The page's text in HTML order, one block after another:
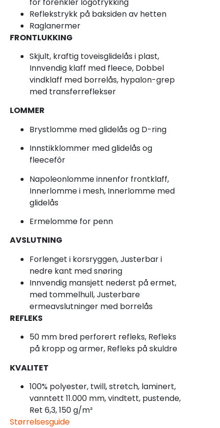
Reflekstrykk på baksiden av hetten
Raglanermer
FRONTLUKKING
Skjult, kraftig toveisglidelås i plast,
Innvendig klaff med fleece, Dobbel
vindklaff med borrelås, hypalon-grep
med transferreflekser
LOMMER
Brystlomme med glidelås og D-ring
Innstikklommer med glidelås og
fleecefôr
Napoleonlomme innenfor frontklaff,
Innerlomme i mesh, Innerlomme med
glidelås
Ermelomme for penn
AVSLUTNING
Forlenget i korsryggen, Justerbar i
nedre kant med snøring
Innvendig mansjett nederst på ermet,
med tommelhull, Justerbare
ermeavslutninger med borrelås
REFLEKS
50 mm bred perforert refleks, Refleks
på kropp og armer, Refleks på skuldre
KVALITET
100% polyester, twill, stretch, laminert,
vanntett 11.000 mm, vindtett, pustende,
Ret 6,3, 150 g/m²
Størrelsesguide